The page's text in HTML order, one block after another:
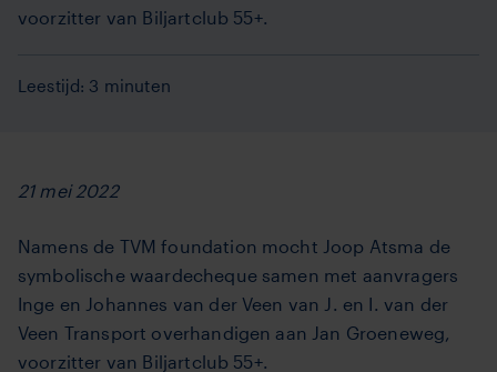
voorzitter van Biljartclub 55+.
Leestijd: 3 minuten
21 mei 2022
Namens de TVM foundation mocht Joop Atsma de
symbolische waardecheque samen met aanvragers
Inge en Johannes van der Veen van J. en I. van der
Veen Transport overhandigen aan Jan Groeneweg,
voorzitter van Biljartclub 55+.